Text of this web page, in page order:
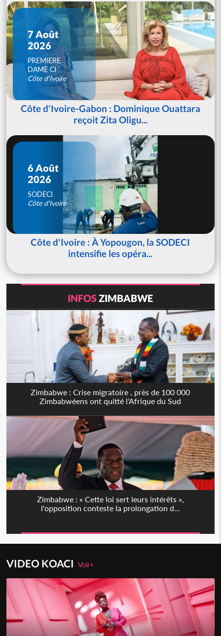
7 Août
2026
PREMIERE
DAME CI
Côte d'Ivoire
Côte d'Ivoire-Gabon : Dominique Ouattara
reçoit Zita Oligu...
6 Août
2026
SODECI
Côte d'Ivoire
Côte d'Ivoire : À Yopougon, la SODECI
intensifie les opéra...
INFOSZIMBABWE
Zimbabwe : Crise migratoire , près de 100 000
Zimbabwéens ont quitté l'Afrique du Sud
Zimbabwe : « Cette loi sert leurs intérêts »,
l'opposition conteste la prolongation d...
VIDEO KOACIVoir+